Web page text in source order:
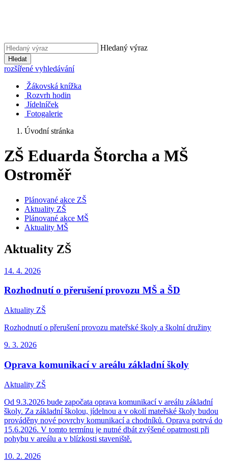
Hledaný výraz
Hledat
rozšířené vyhledávání
Žákovská knížka
Rozvrh hodin
Jídelníček
Fotogalerie
Úvodní stránka
ZŠ Eduarda Štorcha a MŠ
Ostroměř
Plánované akce ZŠ
Aktuality ZŠ
Plánované akce MŠ
Aktuality MŠ
Aktuality ZŠ
14. 4. 2026
Rozhodnutí o přerušení provozu MŠ a ŠD
Aktuality ZŠ
Rozhodnutí o přerušení provozu mateřské školy a školní družiny
9. 3. 2026
Oprava komunikací v areálu základní školy
Aktuality ZŠ
Od 9.3.2026 bude započata oprava komunikací v areálu základní
školy. Za základní školou, jídelnou a v okolí mateřské školy budou
prováděny nové povrchy komunikací a chodníků. Oprava potrvá do
15.6.2026. V tomto termínu je nutné dbát zvýšené opatrnosti při
pohybu v areálu a v blízkosti staveniště.
10. 2. 2026